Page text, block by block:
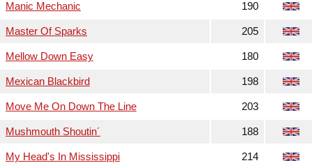
Manic Mechanic 190
Master Of Sparks 205
Mellow Down Easy 180
Mexican Blackbird 198
Move Me On Down The Line 203
Mushmouth Shoutin´ 188
My Head's In Mississippi 214